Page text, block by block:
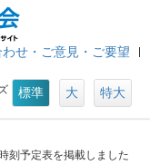
せ・ご意見・ご要望
標準 大 特大
刻予定表を掲載しました